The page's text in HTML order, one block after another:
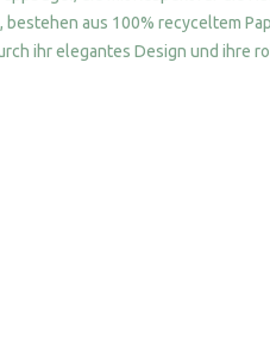
aus 100% recyceltem
ihr elegantes Design und ihre